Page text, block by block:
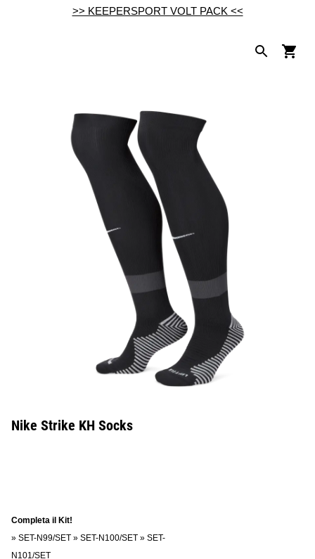
>> KEEPERSPORT VOLT PACK <<
Nike Strike KH Socks
Completa il Kit!
» SET-N99/SET » SET-N100/SET » SET-
N101/SET